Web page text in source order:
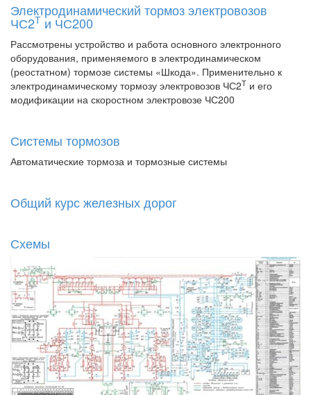
Электродинамический тормоз электровозов
ЧС2Т и ЧС200
Рассмотрены устройство и работа основного электронного
оборудования, применяемого в электродинамическом
(реостатном) тормозе системы «Шкода». Применительно к
электродинамическому тормозу электровозов ЧС2Т и его
модификации на скоростном электровозе ЧС200
Системы тормозов
Автоматические тормоза и тормозные системы
Общий курс железных дорог
Схемы